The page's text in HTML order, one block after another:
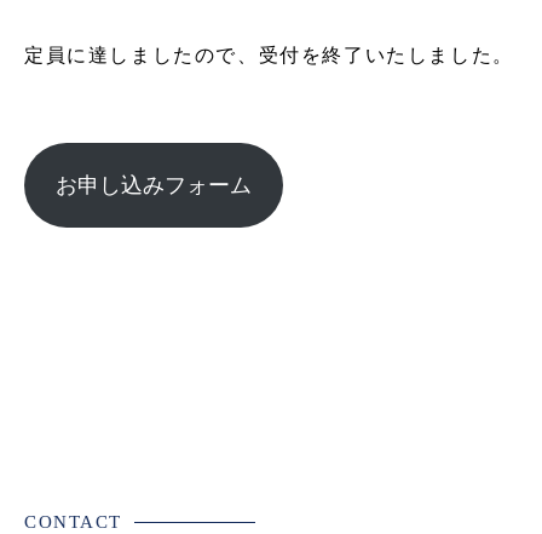
定員に達しましたので、受付を終了いたしました。
お申し込みフォーム
CONTACT